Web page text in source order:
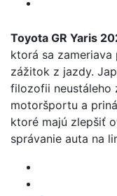
Toyota GR Yaris
ktorá sa
zážitok z jazdy.
filozofii neustáleho
motoršportu a
ktoré majú zlepšiť
správanie auta na